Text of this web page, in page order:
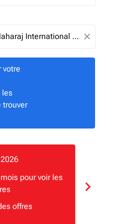
close
votre
les
trouver
pour voir les
offres
chevron_right